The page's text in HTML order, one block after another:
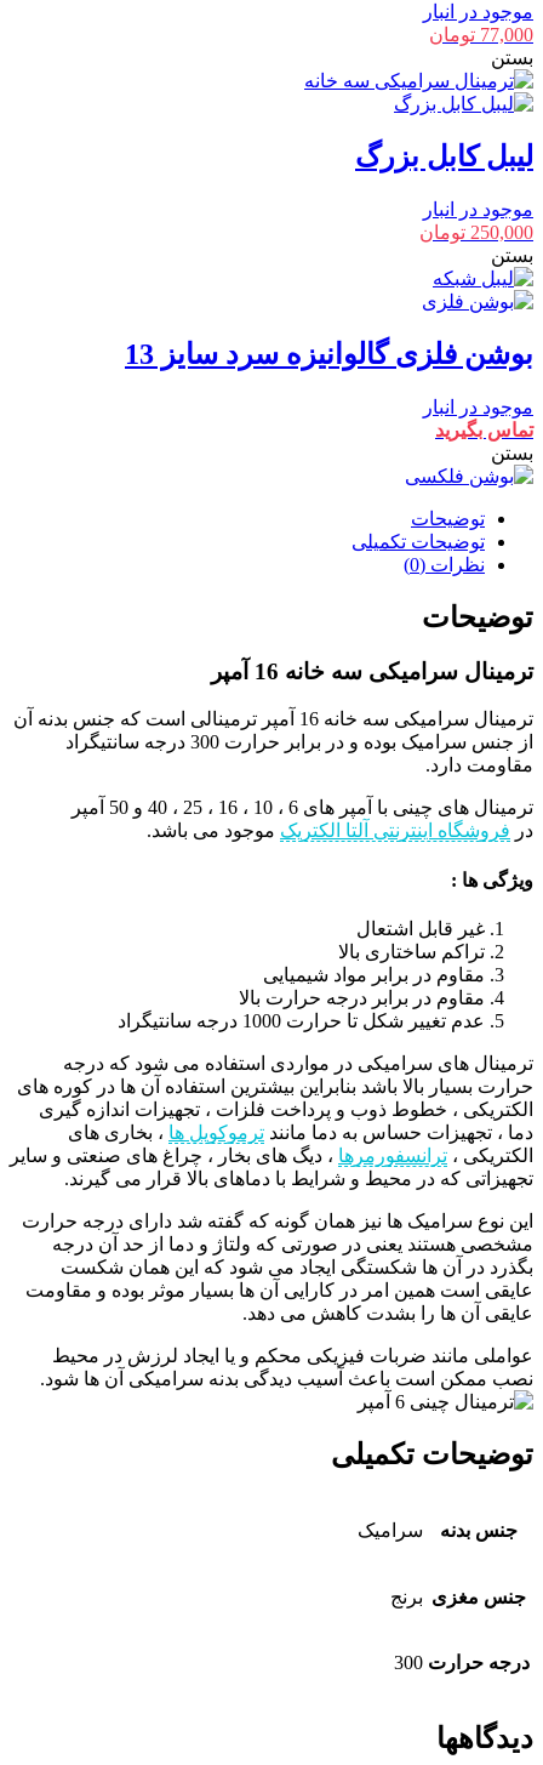
موجود در انبار
77,000 تومان
بستن
لیبل کابل بزرگ
موجود در انبار
250,000 تومان
بستن
بوشن فلزی گالوانیزه سرد سایز 13
موجود در انبار
تماس بگیرید
بستن
توضیحات
توضیحات تکمیلی
نظرات (0)
توضیحات
ترمینال سرامیکی سه خانه 16 آمپر
ترمینال سرامیکی سه خانه 16 آمپر ترمینالی است که جنس بدنه آن
از جنس سرامیک بوده و در برابر حرارت 300 درجه سانتیگراد
مقاومت دارد.
ترمینال های چینی با آمپر های 6 ، 10 ، 16 ، 25 ، 40 و 50 آمپر
در فروشگاه اینترنتی آلتا الکتریک موجود می باشد.
ویژگی ها :
غیر قابل اشتعال
تراکم ساختاری بالا
مقاوم در برابر مواد شیمیایی
مقاوم در برابر درجه حرارت بالا
عدم تغییر شکل تا حرارت 1000 درجه سانتیگراد
ترمینال های سرامیکی در مواردی استفاده می شود که درجه
حرارت بسیار بالا باشد بنابراین بیشترین استفاده آن ها در کوره های
الکتریکی ، خطوط ذوب و پرداخت فلزات ، تجهیزات اندازه گیری
دما ، تجهیزات حساس به دما مانند ترموکوپل ها ، بخاری های
الکتریکی ، ترانسفورمرها ، دیگ های بخار ، چراغ های صنعتی و سایر
تجهیزاتی که در محیط و شرایط با دماهای بالا قرار می گیرند.
این نوع سرامیک ها نیز همان گونه که گفته شد دارای درجه حرارت
مشخصی هستند یعنی در صورتی که ولتاژ و دما از حد آن درجه
بگذرد در آن ها شکستگی ایجاد می شود که این همان شکست
عایقی است همین امر در کارایی آن ها بسیار موثر بوده و مقاومت
عایقی آن ها را بشدت کاهش می دهد.
عواملی مانند ضربات فیزیکی محکم و یا ایجاد لرزش در محیط
نصب ممکن است باعث آسیب دیدگی بدنه سرامیکی آن ها شود.
توضیحات تکمیلی
جنس بدنه سرامیک
جنس مغزی برنج
درجه حرارت 300
دیدگاهها